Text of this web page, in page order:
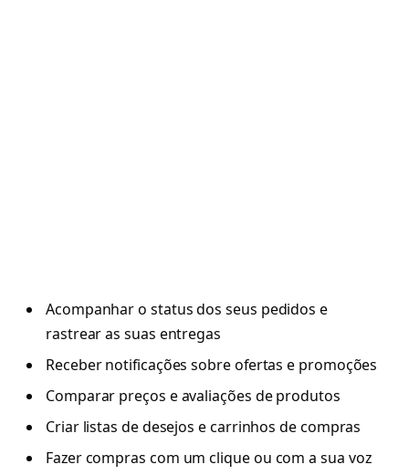
Acompanhar o status dos seus pedidos e
rastrear as suas entregas
Receber notificações sobre ofertas e promoções
Comparar preços e avaliações de produtos
Criar listas de desejos e carrinhos de compras
Fazer compras com um clique ou com a sua voz